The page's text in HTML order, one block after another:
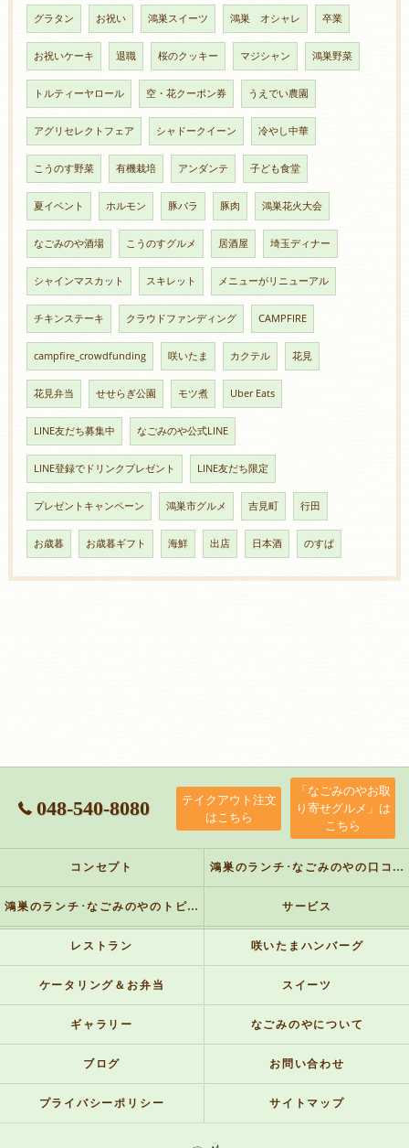
グラタン お祝い 鴻巣スイーツ 鴻巣 オシャレ 卒業
お祝いケーキ 退職 桜のクッキー マジシャン 鴻巣野菜
トルティーヤロール 空・花クーポン券 うえでい農園
アグリセレクトフェア シャドークイーン 冷やし中華
こうのす野菜 有機栽培 アンダンテ 子ども食堂
夏イベント ホルモン 豚バラ 豚肉 鴻巣花火大会
なごみのや酒場 こうのすグルメ 居酒屋 埼玉ディナー
シャインマスカット スキレット メニューがリニューアル
チキンステーキ クラウドファンディング CAMPFIRE
campfire_crowdfunding 咲いたま カクテル 花見
花見弁当 せせらぎ公園 モツ煮 Uber Eats
LINE友だち募集中 なごみのや公式LINE
LINE登録でドリンクプレゼント LINE友だち限定
プレゼントキャンペーン 鴻巣市グルメ 吉見町 行田
お歳暮 お歳暮ギフト 海鮮 出店 日本酒 のすぱ
048-540-8080
テイクアウト注文
はこちら
「なごみのやお取
り寄せグルメ」は
こちら
コンセプト 鴻巣のランチ･なごみのやの口コミ情報
鴻巣のランチ･なごみのやのトピックス サービス
レストラン 咲いたまハンバーグ
ケータリング＆お弁当 スイーツ
ギャラリー なごみのやについて
ブログ お問い合わせ
プライバシーポリシー サイトマップ